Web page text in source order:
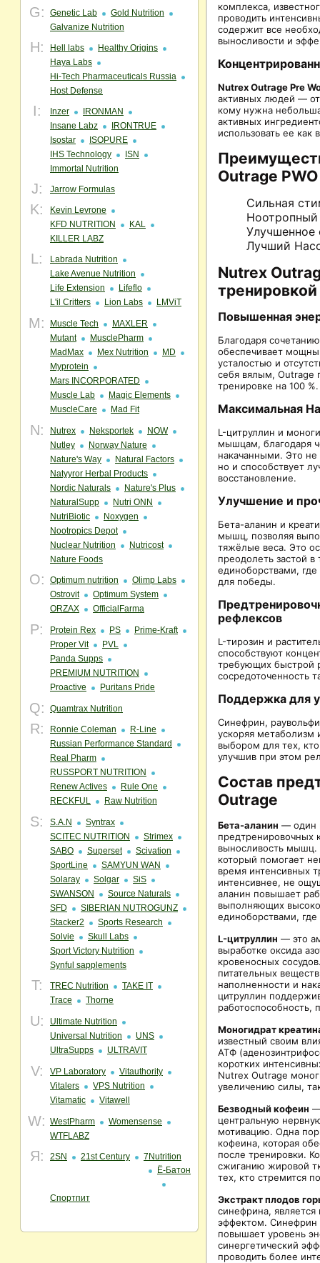
G: Genetic Lab
Gold Nutrition
Galvanize Nutrition
H: Hell labs
Healthy Origins
Haya Labs
Hi-Tech Pharmaceuticals Russia
Host Defense
I: Inzer
IRONMAN
Insane Labz
IRONTRUE
Isostar
ISOPURE
IHS Technology
ISN
Immortal Nutrition
J: Jarrow Formulas
K:
Kevin Levrone
KFD NUTRITION
KAL
KILLER LABZ
L:
Labrada Nutrition
Lake Avenue Nutrition
Life Extension
Lifeflo
L'il Critters
Lion Labs LMViT
M: Muscle Tech
MAXLER
Mutant
MusclePharm
MadMax
Mex Nutrition
MD
Myprotein
Mars INCORPORATED
Muscle Lab
Magic Elements
MuscleCare
Mad Fit
N: Nutrex Neksportek
NOW
Nutley
Norway Nature
Nature's Way
Natural Factors
Natyyror Herbal Products
Nordic Naturals
Nature's Plus
NaturalSupp
Nutri ONN
NutriBiotic
Noxygen
Nootropics Depot
Nuclear Nutrition
Nutricost
Nature Foods
O: Optimum nutrition
Olimp Labs
Ostrovit
Optimum System
ORZAX
OfficialFarma
P: Protein Rex PS
Prime-Kraft
Proper Vit
PVL
Panda Supps
PREMIUM NUTRITION
Proactive
Puritans Pride
Q: Quamtrax Nutrition
R: Ronnie Coleman
R-Line
Russian Performance Standard
Real Pharm
RUSSPORT NUTRITION
Renew Actives
Rule One
RECKFUL
Raw Nutrition
S: S.A.N
Syntrax
SCITEC NUTRITION
Strimex
SABO
Superset
Scivation
SportLine
SAMYUN WAN
Solaray
Solgar
SiS
SWANSON
Source Naturals
SFD
SIBERIAN NUTROGUNZ
Stacker2
Sports Research
Solvie
Skull Labs
Sport Victory Nutrition
Synful sapplements
T: TREC Nutrition
TAKE IT
Trace
Thorne
U:
Ultimate Nutrition
Universal Nutrition
UNS
UltraSupps
ULTRAVIT
V: VP Laboratory
Vitauthority
Vitalers
VPS Nutrition
Vitamatic
Vitawell
W: WestPharm
Womensense
WTFLABZ
Я: 2SN 21st Century
7Nutrition
Ё-Батон
Спортпит
комплекса,
проводить
содержит все
выносливости и
Nutrex Outrage Pre
активных людей —
кому нужна
активных
использовать ее
Outrage PWO
Сильная
Улучшенное
Лучший
Nutrex
тренировкой
Повышенная
Благодаря
обеспечивает
усталостью и
себя вялым, Outrage
тренировке на 100 %.
Максимальная
L-цитруллин и
мышцам, благодаря
накачанными. Это
но и способствует
восстановление.
Улучшение и
Бета-аланин и
мышц, позволяя
тяжёлые веса. Это
преодолеть застой
единоборствами,
для победы.
рефлексов
L-тирозин и
способствуют
требующих быстрой
сосредоточенность
Поддержка для
Синефрин,
ускоряя
выбором для тех,
улучшив при этом
Состав
Outrage
Бета-аланин — один
предтренировочных
выносливость
который помогает
время интенсивных
интенсивнее, не
аланин повышает
выполняющих
единоборствами,
L-цитруллин — это
выработке оксида
кровеносных
питательных
наполненности и
цитруллин
работоспособность,
Моногидрат
известный своим
АТФ
коротких
Nutrex Outrage
увеличению силы,
Безводный кофеин —
центральную
мотивацию. Одна
кофеина, которая
после тренировки.
сжиганию жировой
тех, кто стремится
Экстракт плодов
синефрина,
эффектом. Синефрин
повышает уровень
синергетический
проводить более